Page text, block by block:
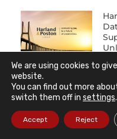
We are using cookies to
website.
You can find out more
switch them off in settings.
Accept Reject